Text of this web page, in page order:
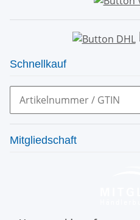
Schnellkauf
Mitgliedschaft